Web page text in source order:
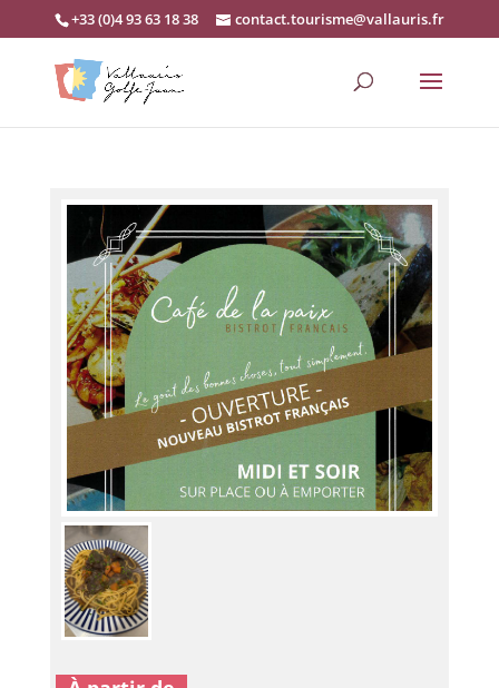
+33 (0)4 93 63 18 38 contact.tourisme@vallauris.fr